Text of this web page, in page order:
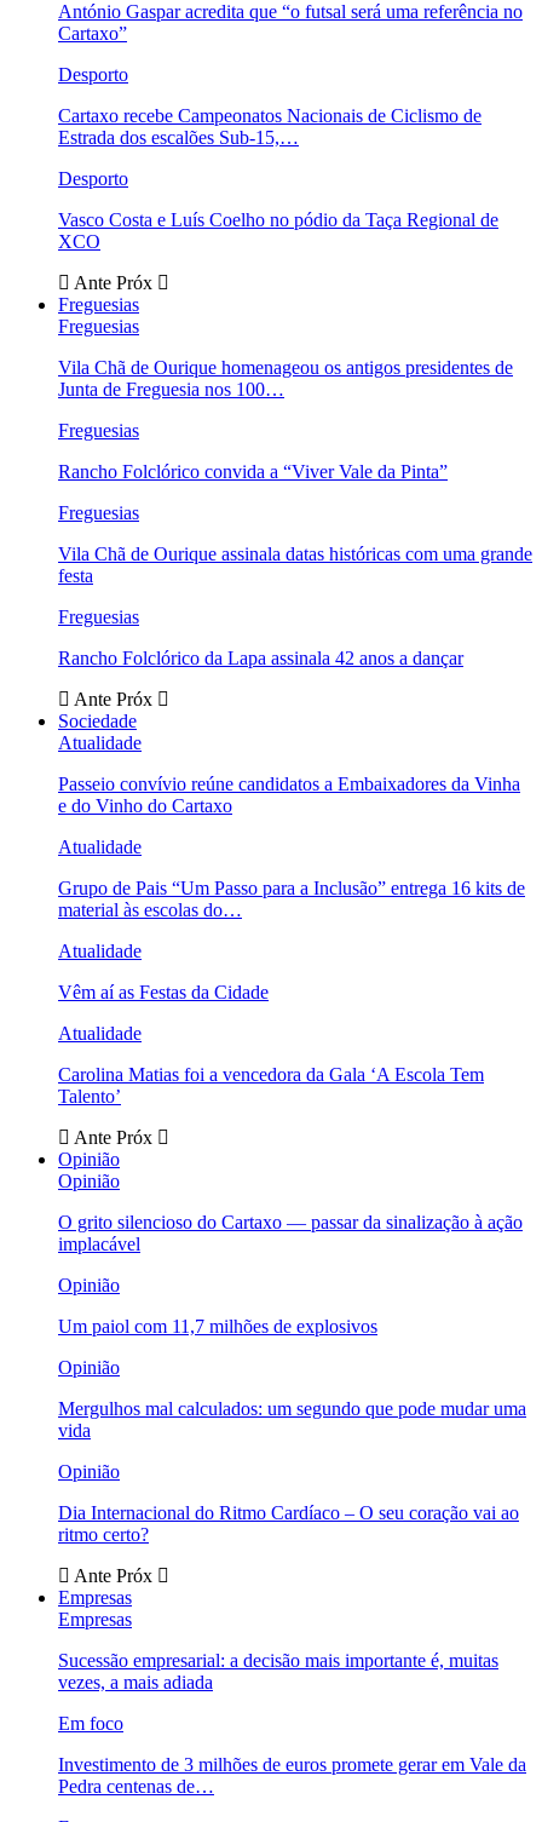
António Gaspar acredita que “o futsal será uma referência no
Cartaxo”
Desporto
Cartaxo recebe Campeonatos Nacionais de Ciclismo de
Estrada dos escalões Sub-15,…
Desporto
Vasco Costa e Luís Coelho no pódio da Taça Regional de
XCO
Ante Próx
Freguesias
Freguesias
Vila Chã de Ourique homenageou os antigos presidentes de
Junta de Freguesia nos 100…
Freguesias
Rancho Folclórico convida a “Viver Vale da Pinta”
Freguesias
Vila Chã de Ourique assinala datas históricas com uma grande
festa
Freguesias
Rancho Folclórico da Lapa assinala 42 anos a dançar
Ante Próx
Sociedade
Atualidade
Passeio convívio reúne candidatos a Embaixadores da Vinha
e do Vinho do Cartaxo
Atualidade
Grupo de Pais “Um Passo para a Inclusão” entrega 16 kits de
material às escolas do…
Atualidade
Vêm aí as Festas da Cidade
Atualidade
Carolina Matias foi a vencedora da Gala ‘A Escola Tem
Talento’
Ante Próx
Opinião
Opinião
O grito silencioso do Cartaxo — passar da sinalização à ação
implacável
Opinião
Um paiol com 11,7 milhões de explosivos
Opinião
Mergulhos mal calculados: um segundo que pode mudar uma
vida
Opinião
Dia Internacional do Ritmo Cardíaco – O seu coração vai ao
ritmo certo?
Ante Próx
Empresas
Empresas
Sucessão empresarial: a decisão mais importante é, muitas
vezes, a mais adiada
Em foco
Investimento de 3 milhões de euros promete gerar em Vale da
Pedra centenas de…